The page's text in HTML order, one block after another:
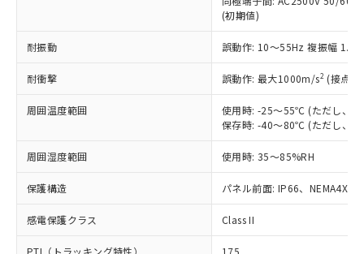
(初期値)
耐振動 誤動作: 10～55Hz 複振幅
耐衝撃 誤動作: 最大1000m/s2 (接点
周囲温度範囲
使用時: -25～55℃ (ただし、氷
保存時: -40～80℃ (ただし、氷
周囲湿度範囲 使用時: 35～85%RH
保護構造 パネル前面: IP66、NEMA4X,
感電保護クラス Class II
PTI（トラッキング特性） 175
在庫状況および標準価格照会結果は、
記載している更新日時点での社内デー
タに基づき作成されるものであり、閲
覧された時点での実際の在庫および標
準価格とは異なる場合があることをご
正式な納期状況および標準価格はお客
様のお取引先、またはお客様担当のオ
ムロン制御機器販売店・当社販売員に
オムロン制御機器販売店や当社販売拠
販売ネットワーク
」をご確認
在庫状況および標準価格結果を当社の
事前の承諾なく第三者に漏洩または開
鉛(Pb) 1000ppm以下、 水銀(Hg) 1000ppm以下、 カド
類(PBB) 1000ppm以下、ポリ臭化ジフェニルエーテル類
(PBDE) 1000ppm以下、フタル酸ビス(2-エチルヘキシ
ル) (DEHP)(別名：DOP) 1000ppm以下、フタル酸ブチ
ルベンジル（BBP） 1000ppm以下、フタル酸ジブチル
（DBP） 1000ppm以下、フタル酸ジイソブチル
但し、RoHS指令で産業用監視および制御機器に対する
図的な使用がないことを確認しています。
*中国RoHS10物質の基準値 (GB/T26572)：
Pb(鉛) :1000ppm、 Hg(水銀) : 1000ppm、 Cd(カドミウ
Cr(Ⅵ)(六価クロム) : 1000ppm、 PBBs(ポリ臭化ビフェ
ニル類) : 1000ppm、 PBDEs(ポリ臭化ジフェニルエーテ
ル類) : 1000ppm、
DBP(フタル酸ジブチル) : 1000ppm、 DIBP(フタル酸ジ
イソブチル) : 1000ppm、 BBP(フタル酸ブチルベンジ
DEHP(フタル酸ビス(2-エチルヘキシル)) : 1000ppm
「ｅ」：有害物質（10物質）のすべてが基
（以下｢規制貨物等」という）を輸出
または国外への提供する場合は、日本
国政府の輸出許可(または役務取引許
可)を取得するなどの必要な手続きを
当社は規制貨物を破棄する場合は、完
全に破砕するなど、違法に輸出されな
いよう必要な手段を講じます。
当社は貴社製品を、核兵器、ミサイ
ル、化学兵器、生物兵器またはその他
武器並びにこれらの製造装置等に一切
当社は、貴社製品を第三者に販売する
場合は、上記1、2および3の内容を当
一定数以上の在庫あり
一定数には満たないが在庫あり
在庫なし(最新の在庫状況につ
いては、お客様のお取引先、ま
たはお客様担当のオムロン制御
機器販売店・当社販売員にご確
認ください)